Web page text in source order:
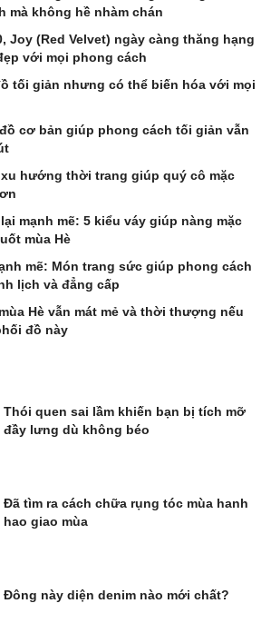
mà không hề nhàm chán
Joy (Red Velvet) ngày càng thăng hạng
với mọi phong cách
tối giản nhưng có thể biến hóa với mọi
cơ bản giúp phong cách tối giản vẫn
hướng thời trang giúp quý cô mặc
mạnh mẽ: 5 kiểu váy giúp nàng mặc
mùa Hè
mẽ: Món trang sức giúp phong cách
lịch và đẳng cấp
Hè vẫn mát mẻ và thời thượng nếu
đồ này
Thói quen sai lầm khiến bạn bị tích mỡ
đầy lưng dù không béo
Đã tìm ra cách chữa rụng tóc mùa hanh
hao giao mùa
Đông này diện denim nào mới chất?